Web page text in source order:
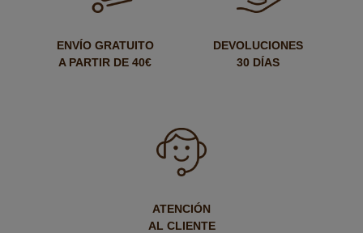
ENVÍO GRATUITO
A PARTIR DE 40€
DEVOLUCIONES
30 DÍAS
ATENCIÓN
AL CLIENTE